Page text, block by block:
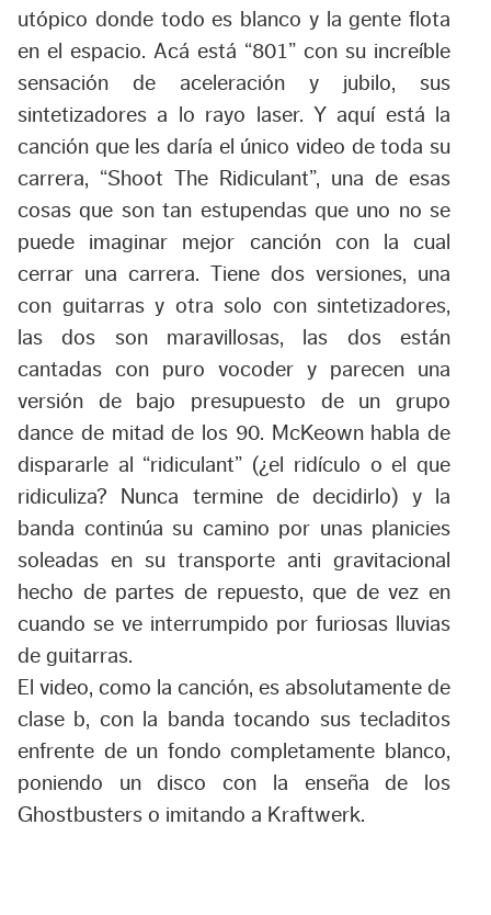
utópico donde todo es blanco y la gente flota
en el espacio. Acá está “801 ” con su increíble
sensación de aceleración y jubilo, sus
sintetizadores a lo rayo laser. Y aquí está la
canción que les daría el único video de toda su
carrera, “Shoot The Ridiculant”, una de esas
cosas que son tan estupendas que uno no se
puede imaginar mejor canción con la cual
cerrar una carrera. Tiene dos versiones, una
con guitarras y otra solo con sintetizadores,
las dos son maravillosas, las dos están
cantadas con puro vocoder y parecen una
versión de bajo presupuesto de un grupo
dance de mitad de los 90. McKeown habla de
dispararle al “ridiculant” (¿el ridículo o el que
ridiculiza? Nunca termine de decidirlo) y la
banda continúa su camino por unas planicies
soleadas en su transporte anti gravitacional
hecho de partes de repuesto, que de vez en
cuando se ve interrumpido por furiosas lluvias
de guitarras.
El video, como la canción, es absolutamente de
clase b, con la banda tocando sus tecladitos
enfrente de un fondo completamente blanco,
poniendo un disco con la enseña de los
Ghostbusters o imitando a Kraftwerk.